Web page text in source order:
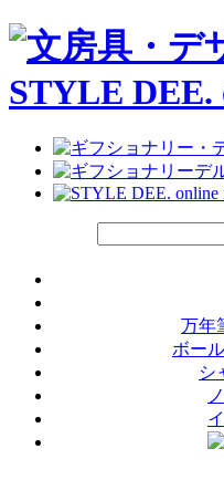
万年
ボー
シ